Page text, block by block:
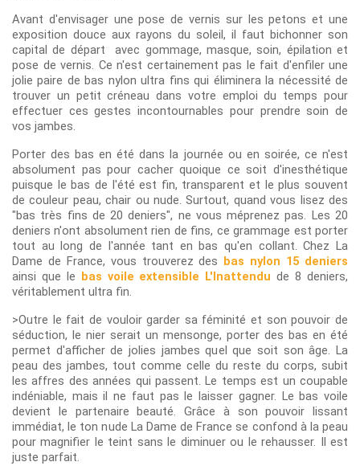
Avant d'envisager une pose de vernis sur les petons et une
exposition douce aux rayons du soleil, il faut bichonner son
capital de départ avec gommage, masque, soin, épilation et
pose de vernis. Ce n'est certainement pas le fait d'enfiler une
jolie paire de bas nylon ultra fins qui éliminera la nécessité de
trouver un petit créneau dans votre emploi du temps pour
effectuer ces gestes incontournables pour prendre soin de
vos jambes.
Porter des bas en été dans la journée ou en soirée, ce n'est
absolument pas pour cacher quoique ce soit d'inesthétique
puisque le bas de l'été est fin, transparent et le plus souvent
de couleur peau, chair ou nude. Surtout, quand vous lisez des
"bas très fins de 20 deniers", ne vous méprenez pas. Les 20
deniers n'ont absolument rien de fins, ce grammage est porter
tout au long de l'année tant en bas qu'en collant. Chez La
Dame de France, vous trouverez des
bas nylon 15 deniers
ainsi que le
bas voile extensible L'Inattendu de 8 deniers,
véritablement ultra fin.
>Outre le fait de vouloir garder sa féminité et son pouvoir de
séduction, le nier serait un mensonge, porter des bas en été
permet d'afficher de jolies jambes quel que soit son âge. La
peau des jambes, tout comme celle du reste du corps, subit
les affres des années qui passent. Le temps est un coupable
indéniable, mais il ne faut pas le laisser gagner. Le bas voile
devient le partenaire beauté. Grâce à son pouvoir lissant
immédiat, le ton nude La Dame de France se confond à la peau
pour magnifier le teint sans le diminuer ou le rehausser. Il est
juste parfait.